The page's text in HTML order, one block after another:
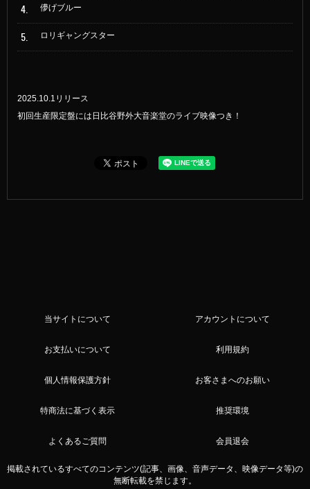
4. 儚げブルー
5. ロリギャングスター
2025.10.1リリース
初回生産限定盤には日比谷野外大音楽堂のライブ映像つき！
当サイトについて アカウントについて
お支払いについて 利用規約
個人情報保護方針 お客さまへのお願い
特商法に基づく表示 推奨環境
よくあるご質問 会員退会
掲載されているすべてのコンテンツ(記事、画像、音声データ、映像データ等)の
無断転載を禁じます。